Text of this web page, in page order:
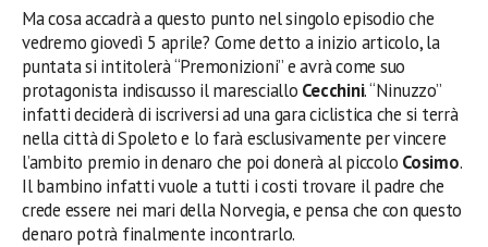
Ma cosa accadrà a questo punto nel singolo episodio che
vedremo giovedì 5 aprile? Come detto a inizio articolo, la
puntata si intitolerà “Premonizioni” e avrà come suo
protagonista indiscusso il maresciallo Cecchini. “Ninuzzo”
infatti deciderà di iscriversi ad una gara ciclistica che si terrà
nella città di Spoleto e lo farà esclusivamente per vincere
l’ambito premio in denaro che poi donerà al piccolo Cosimo.
Il bambino infatti vuole a tutti i costi trovare il padre che
crede essere nei mari della Norvegia, e pensa che con questo
denaro potrà finalmente incontrarlo.